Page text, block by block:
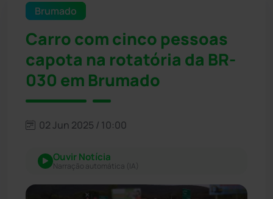
Brumado
Carro com cinco pessoas
capota na rotatória da BR-
030 em Brumado
02 Jun 2025 / 10:00
Ouvir Notícia
Narração automática (IA)